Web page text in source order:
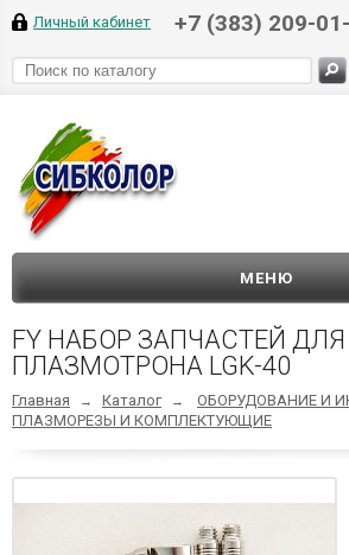
Личный кабинет +7 (383) 209-
МЕНЮ
FY НАБОР ЗАПЧАСТЕЙ ДЛЯ
ПЛАЗМОТРОНА LGK-40
Главная → Каталог → ОБОРУДОВАНИЕ И
ПЛАЗМОРЕЗЫ И КОМПЛЕКТУЮЩИЕ